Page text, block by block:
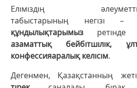
Еліміздің әлеуметтік-
табыстарының негізі –
құндылықтарымыз ретінде
азаматтық бейбітшілік,
конфессияаралық келісім.
Дегенмен, Қазақстанның